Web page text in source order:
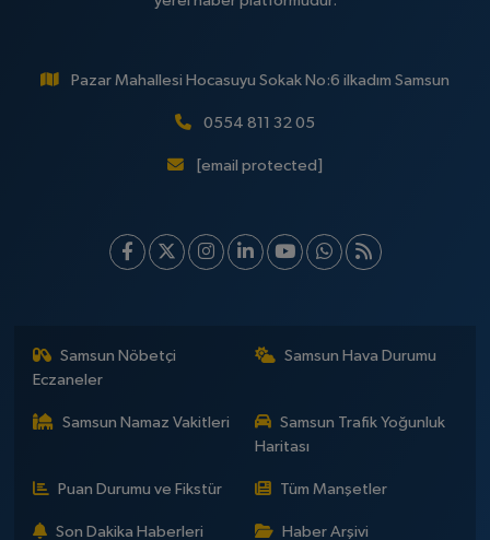
Pazar Mahallesi Hocasuyu Sokak No:6 ilkadım Samsun
0554 811 32 05
[email protected]
Samsun Nöbetçi
Eczaneler
Samsun Hava Durumu
Samsun Namaz Vakitleri
Samsun Trafik Yoğunluk
Haritası
Puan Durumu ve Fikstür Tüm Manşetler
Son Dakika Haberleri Haber Arşivi